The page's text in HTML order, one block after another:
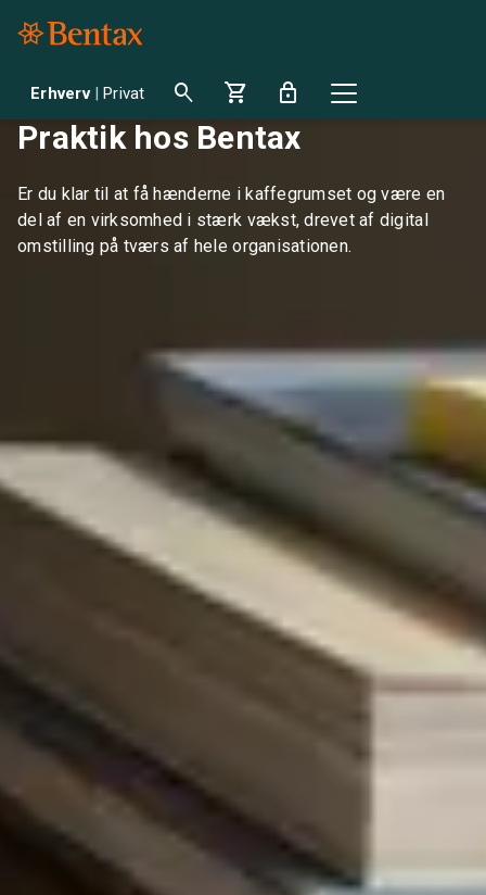
Erhverv | Privat search shopping_cart lock
Praktik hos Bentax
Er du klar til at få hænderne i kaffegrumset og være en
del af en virksomhed i stærk vækst, drevet af digital
omstilling på tværs af hele organisationen.